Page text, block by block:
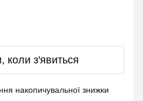
коли з'явиться
накопичувальної знижки